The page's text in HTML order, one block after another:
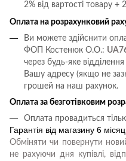
2% від вартості товару +
Оплата на розрахунковий
Ви можете здійснити
ФОП Костенюк О.О.:
через будь-яке
Вашу адресу (якщо не
грошей на наш рахунок.
Оплата за безготівковим
Оплата провадиться
Гарантія від магазину 6
Обміняти чи повернути
не рахуючи дня купівлі,